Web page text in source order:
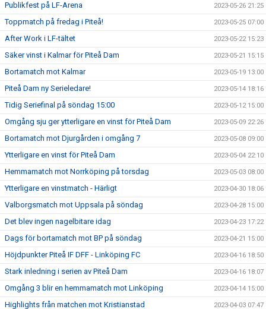
Publikfest på LF-Arena 2023-05-26 21:25
Toppmatch på fredag i Piteå! 2023-05-25 07:00
After Work i LF-tältet 2023-05-22 15:23
Säker vinst i Kalmar för Piteå Dam 2023-05-21 15:15
Bortamatch mot Kalmar 2023-05-19 13:00
Piteå Dam ny Serieledare! 2023-05-14 18:16
Tidig Seriefinal på söndag 15:00 2023-05-12 15:00
Omgång sju ger ytterligare en vinst för Piteå Dam 2023-05-09 22:26
Bortamatch mot Djurgården i omgång 7 2023-05-08 09:00
Ytterligare en vinst för Piteå Dam 2023-05-04 22:10
Hemmamatch mot Norrköping på torsdag 2023-05-03 08:00
Ytterligare en vinstmatch - Härligt 2023-04-30 18:06
Valborgsmatch mot Uppsala på söndag 2023-04-28 15:00
Det blev ingen nagelbitare idag 2023-04-23 17:22
Dags för bortamatch mot BP på söndag 2023-04-21 15:00
Höjdpunkter Piteå IF DFF - Linköping FC 2023-04-16 18:50
Stark inledning i serien av Piteå Dam 2023-04-16 18:07
Omgång 3 blir en hemmamatch mot Linköping 2023-04-14 15:00
Highlights från matchen mot Kristianstad 2023-04-03 07:47